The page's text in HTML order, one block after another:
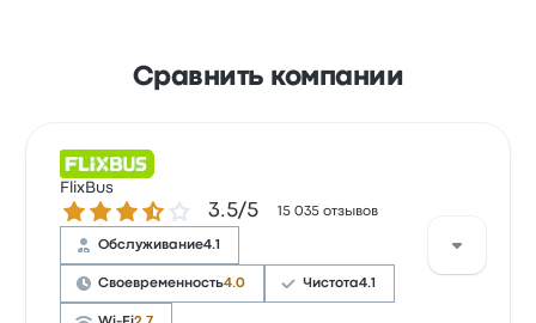
Сравнить компании
FlixBus
Количество звезд: 3.5 из 5
3.5/5 15 035 отзывов
Обслуживание4.1
Своевременность4.0 Чистота4.1